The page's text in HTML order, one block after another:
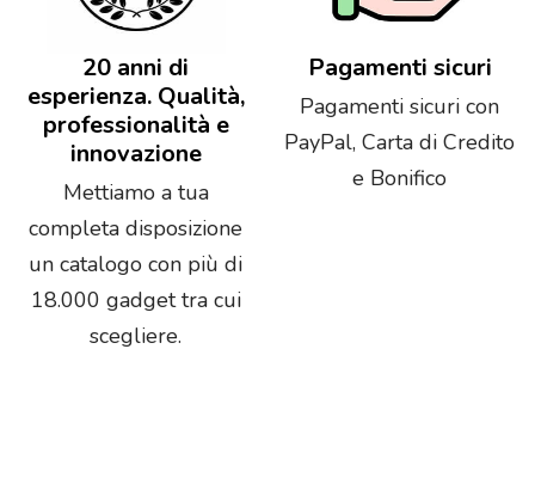
20 anni di
esperienza. Qualità,
professionalità e
innovazione
Mettiamo a tua
completa disposizione
un catalogo con più di
18.000 gadget tra cui
scegliere.
Pagamenti sicuri
Pagamenti sicuri con
PayPal, Carta di Credito
e Bonifico